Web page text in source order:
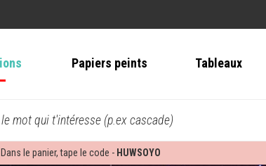
Papiers peints Tableaux
le mot qui t'intéresse (p.ex cascade)
le panier, tape le code - HUWSOYO